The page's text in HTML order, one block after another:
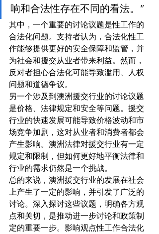
响和合法性存在不同的看法。”
其中，一个重要的讨论议题是性工作的
合法化问题。支持者认为，合法化性工
作能够提供更好的安全保障和监管，并
为社会和援交从业者带来利益。然而，
反对者担心合法化可能导致滥用、人权
问题和道德争议。
另一个涉及到澳洲援交行业的讨论议题
是价格、法律规定和安全等问题。援交
行业的快速发展可能导致价格波动和市
场竞争加剧，这对从业者和消费者都会
产生影响。澳洲法律对援交行业有一定
规定和限制，但如何更好地平衡法律和
行业的需求仍然是一个挑战。
总的来说，澳洲援交行业的发展在社会
上产生了一定的影响，并引发了广泛的
讨论。深入探讨这些议题，明确各方观
点和关切，是推动进一步讨论和政策制
定的重要一步。影响观点性工作合法化